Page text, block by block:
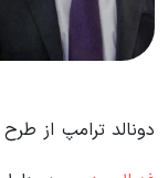
دونالد ترامپ از